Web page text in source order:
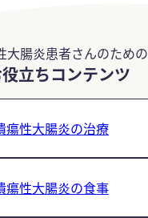
大腸炎患者さんのための
立ちコンテンツ
瘍性大腸炎の治療
瘍性大腸炎の食事